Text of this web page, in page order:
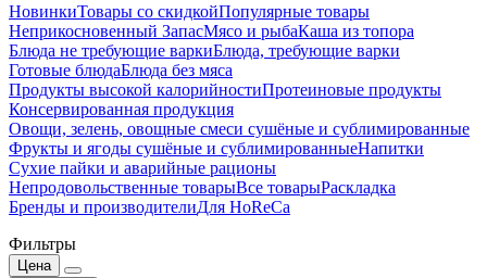
НовинкиТовары со скидкойПопулярные товары
Неприкосновенный ЗапасМясо и рыбаКаша из топора
Блюда не требующие варкиБлюда, требующие варки
Готовые блюдаБлюда без мяса
Продукты высокой калорийностиПротеиновые продукты
Консервированная продукция
Овощи, зелень, овощные смеси сушёные и сублимированные
Фрукты и ягоды сушёные и сублимированныеНапитки
Сухие пайки и аварийные рационы
Непродовольственные товарыВсе товарыРаскладка
Бренды и производителиДля HoReCa
Фильтры
Цена